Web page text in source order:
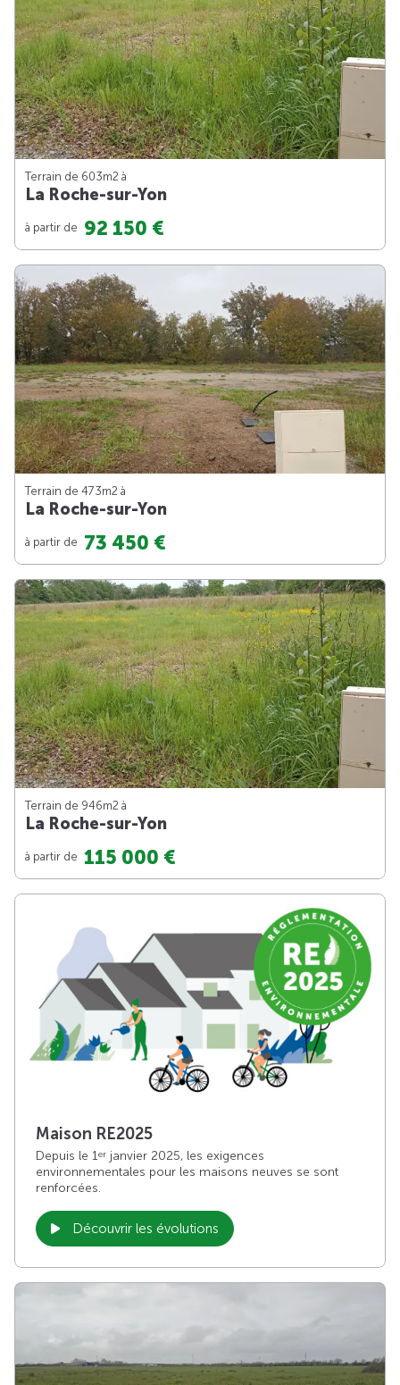
Terrain de 603m2 à
La Roche-sur-Yon
à partir de 92 150 €
Terrain de 473m2 à
La Roche-sur-Yon
à partir de 73 450 €
Terrain de 946m2 à
La Roche-sur-Yon
à partir de 115 000 €
Maison RE2025
Depuis le 1er janvier 2025, les exigences
environnementales pour les maisons neuves se sont
renforcées.
Découvrir les évolutions